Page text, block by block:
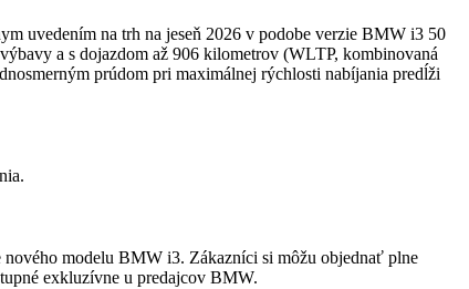
uvedením na trh na jeseň 2026 v podobe verzie BMW i3 50
a s dojazdom až 906 kilometrov (WLTP, kombinovaná
prúdom pri maximálnej rýchlosti nabíjania predĺži
modelu BMW i3. Zákazníci si môžu objednať plne
exkluzívne u predajcov BMW.